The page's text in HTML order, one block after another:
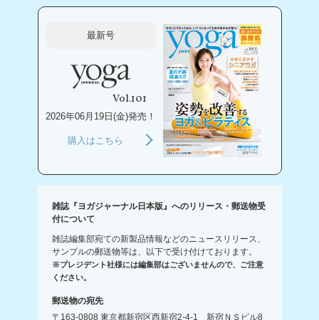
最新号
Vol.101
2026年06月19日(金)発売！
購入はこちら
雑誌『ヨガジャーナル日本版』へのリリース・郵送物受
付について
雑誌編集部宛ての新製品情報などのニュースリリース、
サンプルの郵送物等は、以下で受け付けております。
※プレジデント社様には編集部はございませんので、ご注意
ください。
郵送物の宛先
〒163-0808 東京都新宿区西新宿2-4-1 新宿ＮＳビル8